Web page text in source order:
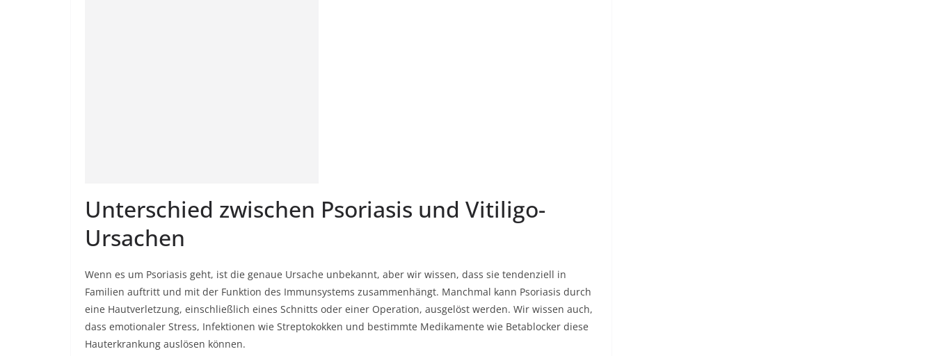
Unterschied zwischen Psoriasis und Vitiligo-
Ursachen
Wenn es um Psoriasis geht, ist die genaue Ursache unbekannt, aber wir wissen, dass sie tendenziell in
Familien auftritt und mit der Funktion des Immunsystems zusammenhängt. Manchmal kann Psoriasis durch
eine Hautverletzung, einschließlich eines Schnitts oder einer Operation, ausgelöst werden. Wir wissen auch,
dass emotionaler Stress, Infektionen wie Streptokokken und bestimmte Medikamente wie Betablocker diese
Hauterkrankung auslösen können.